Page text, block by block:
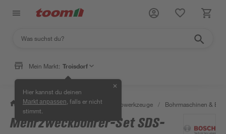
Mein Markt: Troisdorf
Hier kannst du deinen
Markt anpassen , falls er nicht
stimmt.
✕
/ Werkstatt & Maschinen / Elektrowerkzeuge / Bohrmaschinen &
Mehrzweckbohrer-Set SDS-